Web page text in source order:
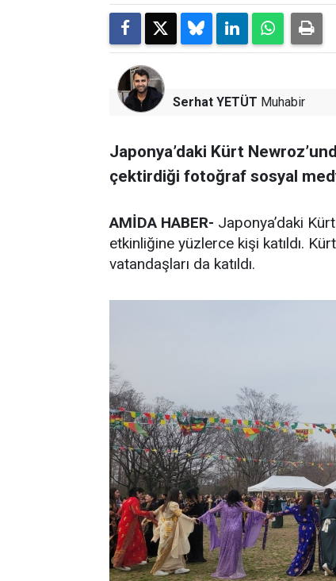
Serhat YETÜT Muhabir
Japonya’daki Kürt
çektirdiği fotoğraf sosyal
AMİDA HABER- Japonya’daki
etkinliğine yüzlerce kişi katıldı.
vatandaşları da katıldı.